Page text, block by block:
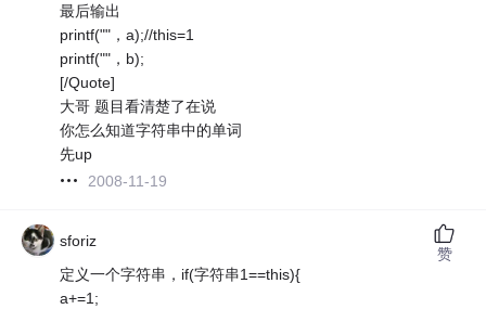
最后输出
printf(""，a);//this=1
printf(""，b);
[/Quote]
大哥 题目看清楚了在说
你怎么知道字符串中的单词
先up
2008-11-19
sforiz
定义一个字符串，if(字符串1==this){
a+=1;
赞